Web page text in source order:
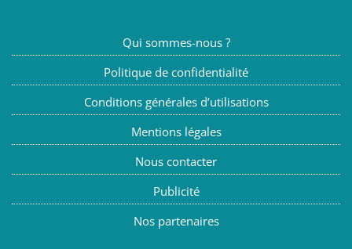
Qui sommes-nous ?
Politique de confidentialité
Conditions générales d’utilisations
Mentions légales
Nous contacter
Publicité
Nos partenaires